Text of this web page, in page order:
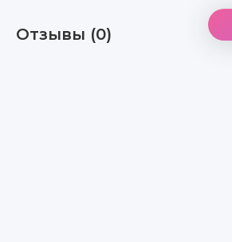
Отзывы (0)